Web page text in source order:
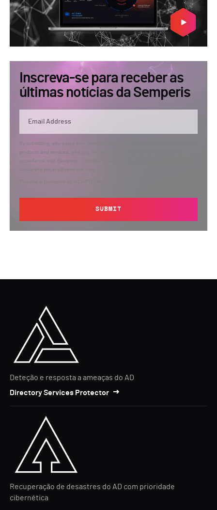
Inscreva-se para receber as
últimas notícias da Semperis
By submitting, you agree that Semperis may send you information regarding its
products and services, and use and process your personal information in
accordance with Semperis’
contacting privacy@semperis.com.
This site is protected by reCAPTCHA.
SUBMIT
Deteção e resposta a ameaças do AD
Directory Services Protector
Recuperação de desastres do AD com prioridade
cibernética